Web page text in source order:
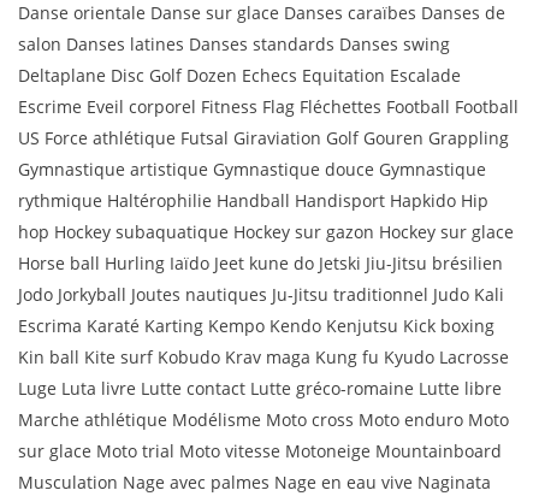
Danse orientale Danse sur glace Danses caraïbes Danses de
salon Danses latines Danses standards Danses swing
Deltaplane Disc Golf Dozen Echecs Equitation Escalade
Escrime Eveil corporel Fitness Flag Fléchettes Football Football
US Force athlétique Futsal Giraviation Golf Gouren Grappling
Gymnastique artistique Gymnastique douce Gymnastique
rythmique Haltérophilie Handball Handisport Hapkido Hip
hop Hockey subaquatique Hockey sur gazon Hockey sur glace
Horse ball Hurling Iaïdo Jeet kune do Jetski Jiu-Jitsu brésilien
Jodo Jorkyball Joutes nautiques Ju-Jitsu traditionnel Judo Kali
Escrima Karaté Karting Kempo Kendo Kenjutsu Kick boxing
Kin ball Kite surf Kobudo Krav maga Kung fu Kyudo Lacrosse
Luge Luta livre Lutte contact Lutte gréco-romaine Lutte libre
Marche athlétique Modélisme Moto cross Moto enduro Moto
sur glace Moto trial Moto vitesse Motoneige Mountainboard
Musculation Nage avec palmes Nage en eau vive Naginata